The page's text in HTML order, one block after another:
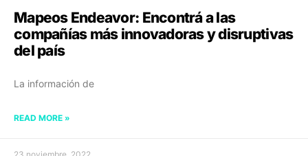
Mapeos Endeavor: Encontrá a las
compañías más innovadoras y disruptivas
del país
La información de
READ MORE »